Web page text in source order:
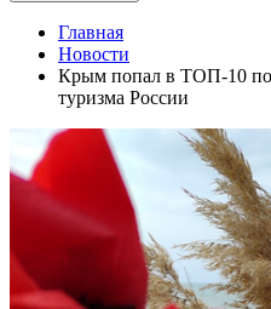
Главная
Новости
Крым попал в ТОП-10
туризма России